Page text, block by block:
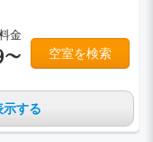
金
空室を検索
する